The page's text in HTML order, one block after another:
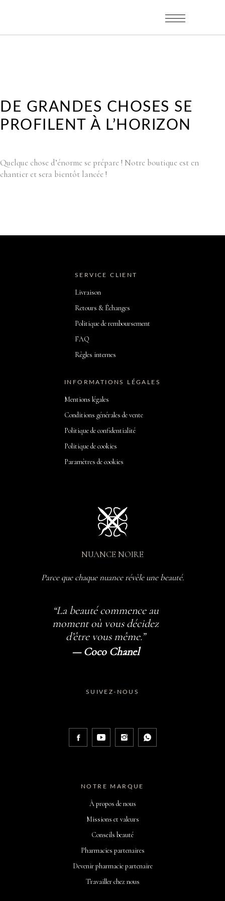
DE GRANDES CHOSES SE
PROFILENT À L’HORIZON
Quelque chose d’énorme se prépare ! Notre boutique est en
chantier et sera bientôt lancée !
SERVICE CLIENT
Livraison
Retours & Échanges
Politique de remboursement
FAQ
Règles internes
INFORMATIONS LÉGALES
Mentions légales
Conditions générales de vente
Politique de confidentialité
Politique de cookies
Paramètres de cookies
NUANCE NOIRE
Parce que chaque nuance révèle une beauté.
“La beauté commence au
moment où vous décidez
d’être vous même.”
— Coco Chanel
SUIVEZ-NOUS
NOTRE MARQUE
À propos de nous
Missions et valeurs
Conseils beauté
Pharmacies partenaires
Devenir pharmacie partenaire
Travailler chez nous